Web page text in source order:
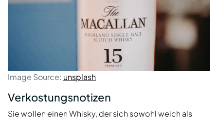
Image Source: unsplash
Verkostungsnotizen
Sie wollen einen Whisky, der sich sowohl weich als